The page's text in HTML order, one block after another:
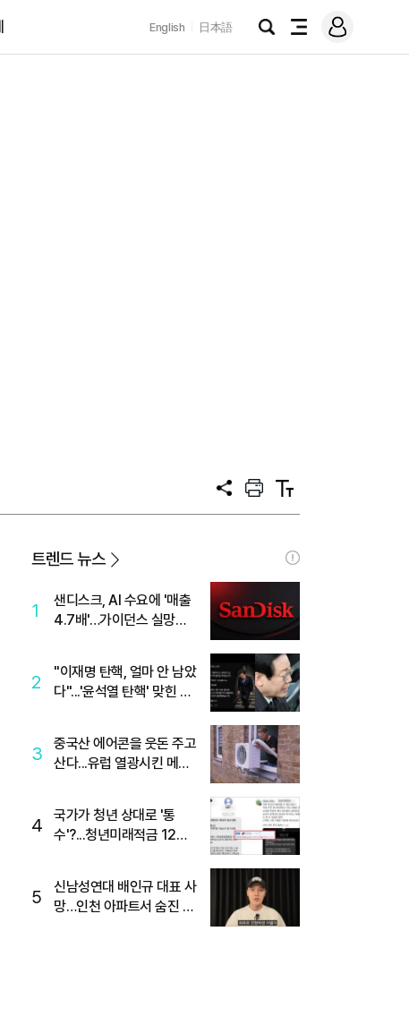
English 日本語
검
전
메
그
공
프
트
텍
트
트렌드 뉴스
1
샌디스크, AI 수요에 '매출
4.7배'…가이던스 실망에
2
"이재명 탄핵, 얼마 안 남았
다"...'윤석열 탄핵' 맞힌 무
3
중국산 에어콘을 웃돈 주고
산다...유럽 열광시킨 메이
4
국가가 청년 상대로 '통
수'?...청년미래적금 12%
5
신남성연대 배인규 대표 사
망…인천 아파트서 숨진 채